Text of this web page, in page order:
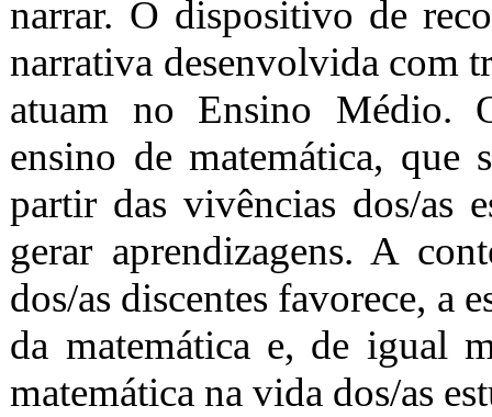
narrar. O dispositivo de
narrativa desenvolvida com
atuam no Ensino Médio.
ensino de matemática, que
partir das vivências dos/as
gerar aprendizagens. A
dos/as discentes favorece, a
da matemática e, de igual
matemática na vida dos/as